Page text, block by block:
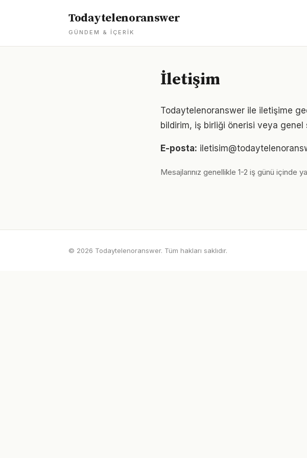
Todaytelenoranswer
GÜNDEM & İÇERIK
İletişim
Todaytelenoranswer ile iletişime
bildirim, iş birliği önerisi veya genel
E-posta:
Mesajlarınız genellikle 1-2 iş günü içinde
© 2026 Todaytelenoranswer. Tüm hakları saklıdır.